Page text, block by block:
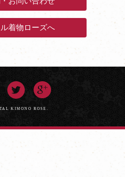
着物ローズへ
KIMONO ROSE.